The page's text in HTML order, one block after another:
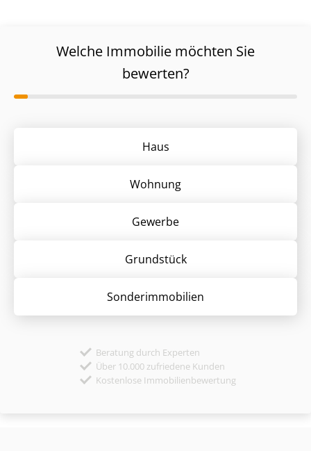
Welche Immobilie möchten Sie
bewerten?
Haus
Wohnung
Gewerbe
Grund­stück
Sonder­immobilien
Beratung durch Experten
Über 10.000 zufriedene Kunden
Kostenlose Immobilienbewertung